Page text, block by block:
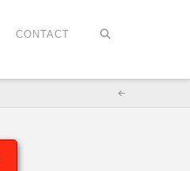
CONTACT